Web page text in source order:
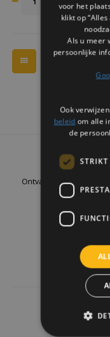
Ontvang de laatste
4437
voor het
klikt op
Als u meer
persoonlijke
Ook
beleid om alle
de